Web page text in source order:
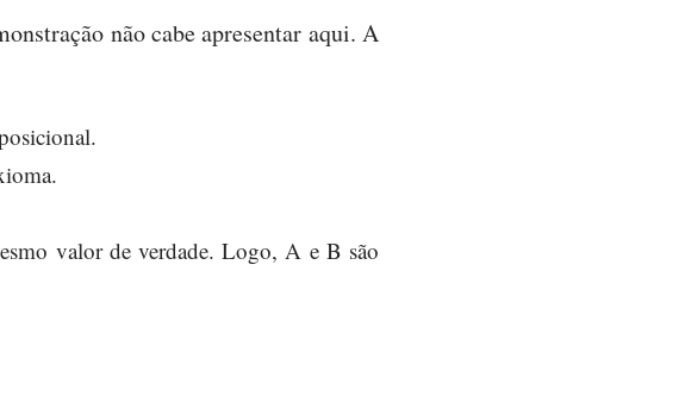
não cabe apresentar aqui. A
valor de verdade. Logo, A e B são